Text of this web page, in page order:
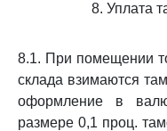
8. Уплата
8.1. При помещении
склада взимаются
оформление в
размере 0,1 проц.